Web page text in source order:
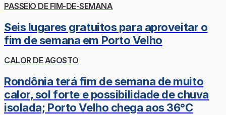
PASSEIO DE FIM-DE-SEMANA
Seis lugares gratuitos para aproveitar o
fim de semana em Porto Velho
CALOR DE AGOSTO
Rondônia terá fim de semana de muito
calor, sol forte e possibilidade de chuva
isolada; Porto Velho chega aos 36°C